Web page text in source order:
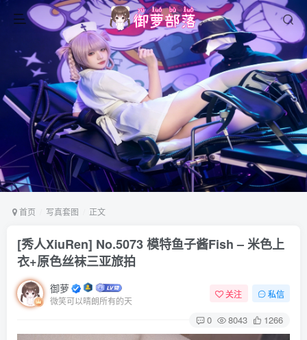
首页 写真套图 正文
[秀人XiuRen] No.5073 模特鱼子酱Fish – 米色上
衣+原色丝袜三亚旅拍
御萝
微笑可以晴朗所有的天
关注 私信
0 8043 1266